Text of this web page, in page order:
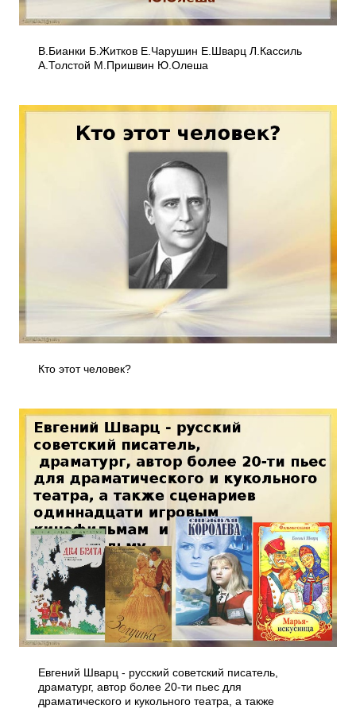
В.Бианки Б.Житков Е.Чарушин Е.Шварц Л.Кассиль
А.Толстой М.Пришвин Ю.Олеша
Кто этот человек?
Евгений Шварц - русский советский писатель,
драматург, автор более 20-ти пьес для
драматического и кукольного театра, а также